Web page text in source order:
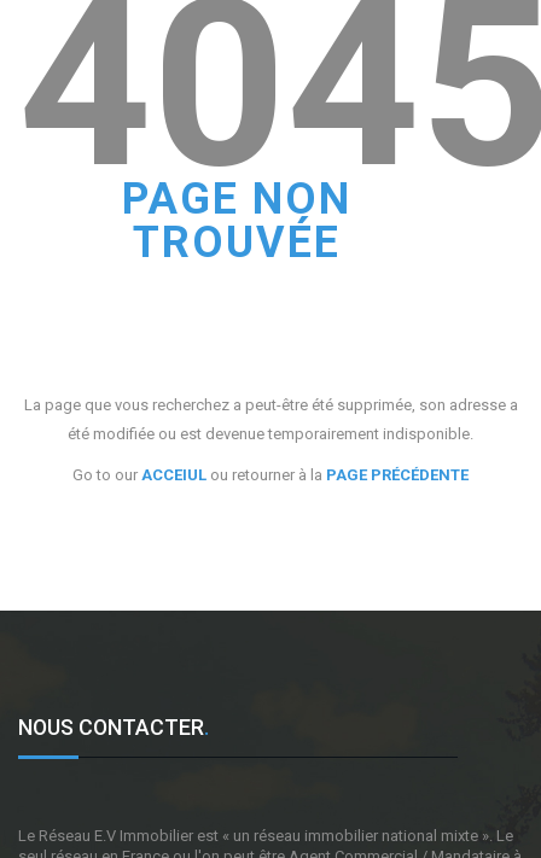
PAGE NON
TROUVÉE
La page que vous recherchez a peut-être été supprimée, son adresse a
été modifiée ou est devenue temporairement indisponible.
Go to our ACCEIUL ou retourner à la PAGE PRÉCÉDENTE
NOUS CONTACTER.
Le Réseau E.V Immobilier est « un réseau immobilier national mixte ». Le